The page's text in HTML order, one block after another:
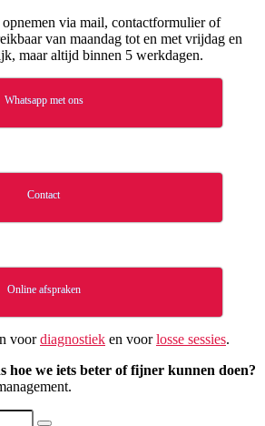
opnemen via mail, contactformulier of
van maandag tot en met vrijdag en
maar altijd binnen 5 werkdagen.
Whatsapp met ons
Contact
Online afspraken
voordiagnostiek en voorlosse sessies.
hoe we iets beter of fijner kunnen doen?